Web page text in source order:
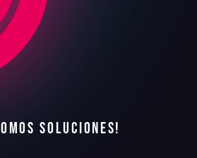
OMOS SOLUCIONES!